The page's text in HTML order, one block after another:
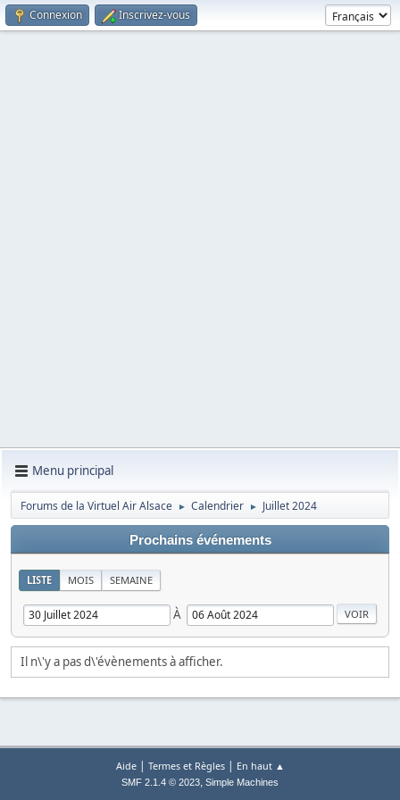
Connexion Inscrivez-vous
Menu principal
Forums de la Virtuel Air Alsace ► Calendrier ► Juillet 2024
Prochains événements
LISTE MOIS SEMAINE
À
Il n\'y a pas d\'évènements à afficher.
Aide| Termes et Règles| En haut ▲
SMF 2.1.4 © 2023, Simple Machines